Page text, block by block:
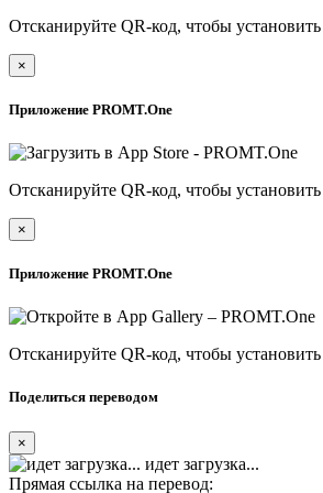
Отсканируйте QR-код, чтобы
×
Приложение PROMT.One
Отсканируйте QR-код, чтобы
×
Приложение PROMT.One
Отсканируйте QR-код, чтобы
Поделиться переводом
×
идет загрузка...
Прямая ссылка на перевод: